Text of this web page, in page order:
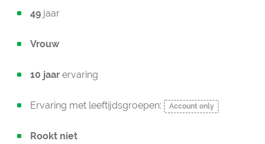
49 jaar
Vrouw
10 jaar ervaring
Ervaring met leeftijdsgroepen: Account only
Rookt niet